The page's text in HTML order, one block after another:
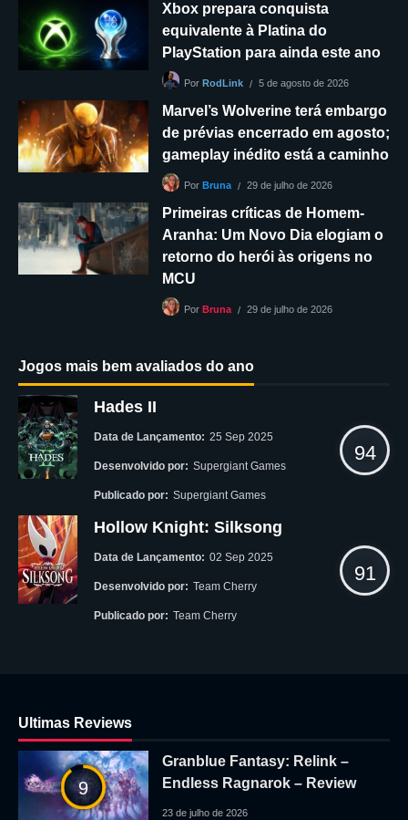
Xbox prepara conquista
equivalente à Platina do
PlayStation para ainda este ano
Por RodLink 5 de agosto de 2026
Marvel’s Wolverine terá embargo
de prévias encerrado em agosto;
gameplay inédito está a caminho
Por Bruna 29 de julho de 2026
Primeiras críticas de Homem-
Aranha: Um Novo Dia elogiam o
retorno do herói às origens no
MCU
Por Bruna 29 de julho de 2026
Jogos mais bem avaliados do ano
Hades II
Data de Lançamento: 25 Sep 2025
Desenvolvido por: Supergiant Games
Publicado por: Supergiant Games
94
Hollow Knight: Silksong
Data de Lançamento: 02 Sep 2025
Desenvolvido por: Team Cherry
Publicado por: Team Cherry
91
Ultimas Reviews
9
Granblue Fantasy: Relink –
Endless Ragnarok – Review
23 de julho de 2026